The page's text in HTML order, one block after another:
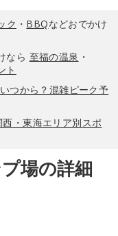
ク ・ BBQなどおでかけ
なら 至福の温泉 ・
ト
つから？混雑ピーク予
・東海エリア別スポ
場の詳細